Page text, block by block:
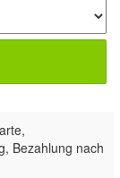
Bezahlung nach